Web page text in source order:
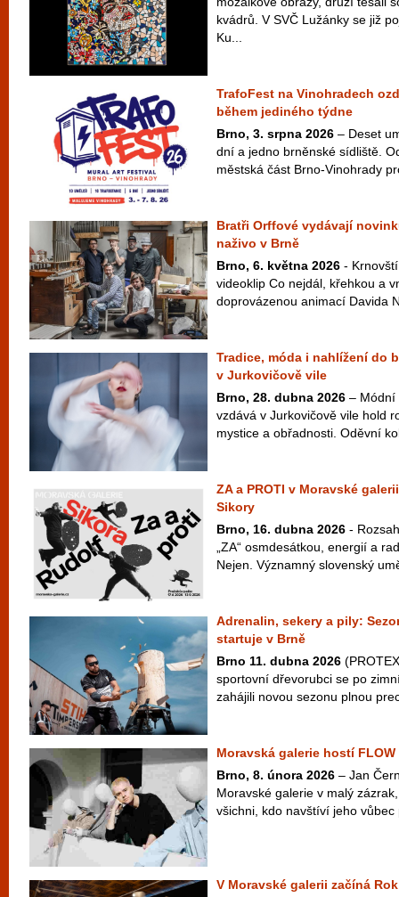
kvádrů. V SVČ Lužánky se již
Ku...
TrafoFest na Vinohradech
během jediného týdne
Brno, 3. srpna 2026 – Deset
dní a jedno brněnské sídliště.
městská část Brno-Vinohrady
Bratři Orffové vydávají
naživo v Brně
Brno, 6. května 2026 -
videoklip Co nejdál, křehkou a
doprovázenou animací Davida
Tradice, móda i nahlížení do
v Jurkovičově vile
Brno, 28. dubna 2026 – Módní
vzdává v Jurkovičově vile hold
mystice a obřadnosti. Oděvní
ZA a PROTI v Moravské
Sikory
Brno, 16. dubna 2026 -
„ZA“ osmdesátkou, energií a
Nejen. Významný slovenský
Adrenalin, sekery a pily:
startuje v Brně
Brno 11. dubna 2026
sportovní dřevorubci se po
zahájili novou sezonu plnou
Moravská galerie hostí FLOW
Brno, 8. února 2026 – Jan
Moravské galerie v malý
všichni, kdo navštíví jeho vůbec
V Moravské galerii začíná